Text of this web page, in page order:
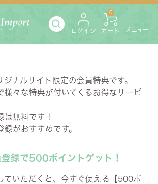
ログイン カート
0
メニュー
ついて
ナルサイト限定の会員特典です。
様々な特典が付いてくるお得なサービ
は無料です！
がおすすめです。
録で500ポイントゲット！
ていただくと、今すぐ使える【500ポ